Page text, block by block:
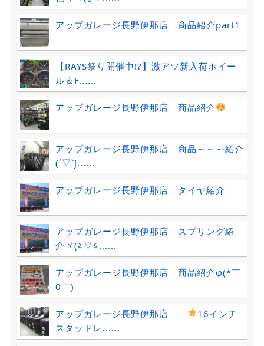
アップガレージ長野伊那店 商品紹介part1
【RAYS祭り開催中!?】激アツ新入荷ホイー
ル＆F......
アップガレージ長野伊那店 商品紹介
アップガレージ長野伊那店 商品～～～紹介
(´▽`ʃ......
アップガレージ長野伊那店 タイヤ紹介
アップガレージ長野伊那店 スプリング紹
介ヾ(≧▽≦......
アップガレージ長野伊那店 商品紹介φ(*￣
0￣)
アップガレージ長野伊那店
16インチ
スタッドレ......